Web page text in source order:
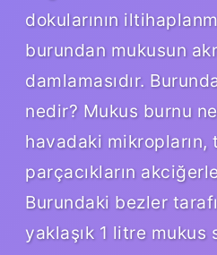
dokularının
burundan mukusun
damlamasıdır.
nedir? Mukus burnu
havadaki mikropların,
parçacıkların
Burundaki bezler
yaklaşık 1 litre mukus